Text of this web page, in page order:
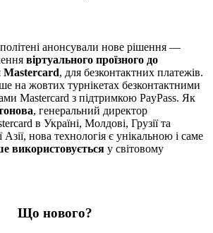
анонсували нове рішення —
віртуального проїзного до
Mastercard, для безконтактних платежів.
на жовтих турнікетах безконтактними
Mastercard з підтримкою PayPass. Як
, генеральний директор
в Україні, Молдові, Грузії та
нова технологія є унікальною і саме
використовується у світовому
Що нового?